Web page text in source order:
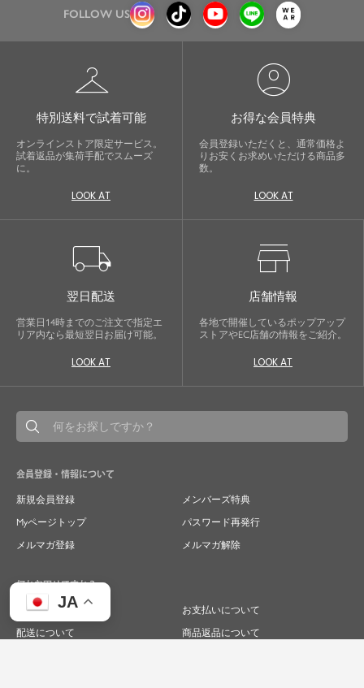
JA
FOLLOW US
checkroom
特別送料で試着可能
オンラインストア限定サービス。
試着返品が集荷手配でスムーズ
に。
LOOK AT
account_circle
お得な会員特典
会員登録いただくと、通常価格よ
りお安くお求めいただける商品多
数。
LOOK AT
local_shipping
翌日配送
営業日14時までのご注文で指定エ
リア内なら最短翌日お届け可能。
LOOK AT
store
店舗情報
各地で開催しているポップアップ
ストアやEC店舗の情報をご紹介。
LOOK AT
会員登録・情報について
新規会員登録
メンバーズ特典
Myページトップ
パスワード再発行
メルマガ登録
メルマガ解除
何かお困りですか？
ご注文について
お支払いについて
配送について
商品返品について